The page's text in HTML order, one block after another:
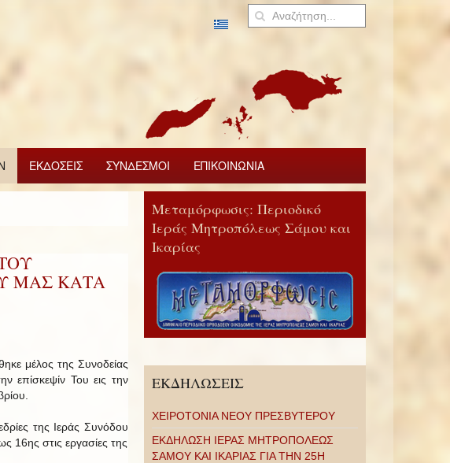
ΕΚΔΟΣΕΙΣ ΣΥΝΔΕΣΜΟΙ ΕΠΙΚΟΙΝΩΝΙΑ
ΜΑΣ ΚΑΤΑ
μέλος της Συνοδείας
επίσκεψίν Του εις την
της Ιεράς Συνόδου
16ης στις εργασίες της
Μεταμόρφωσις: Περιοδικό
Ιεράς Μητροπόλεως Σάμου και
Ικαρίας
ΕΚΔΗΛΩΣΕΙΣ
ΧΕΙΡΟΤΟΝΙΑ ΝΕΟΥ ΠΡΕΣΒΥΤΕΡΟΥ
ΕΚΔΗΛΩΣΗ ΙΕΡΑΣ ΜΗΤΡΟΠΟΛΕΩΣ
ΣΑΜΟΥ ΚΑΙ ΙΚΑΡΙΑΣ ΓΙΑ ΤΗΝ 25Η